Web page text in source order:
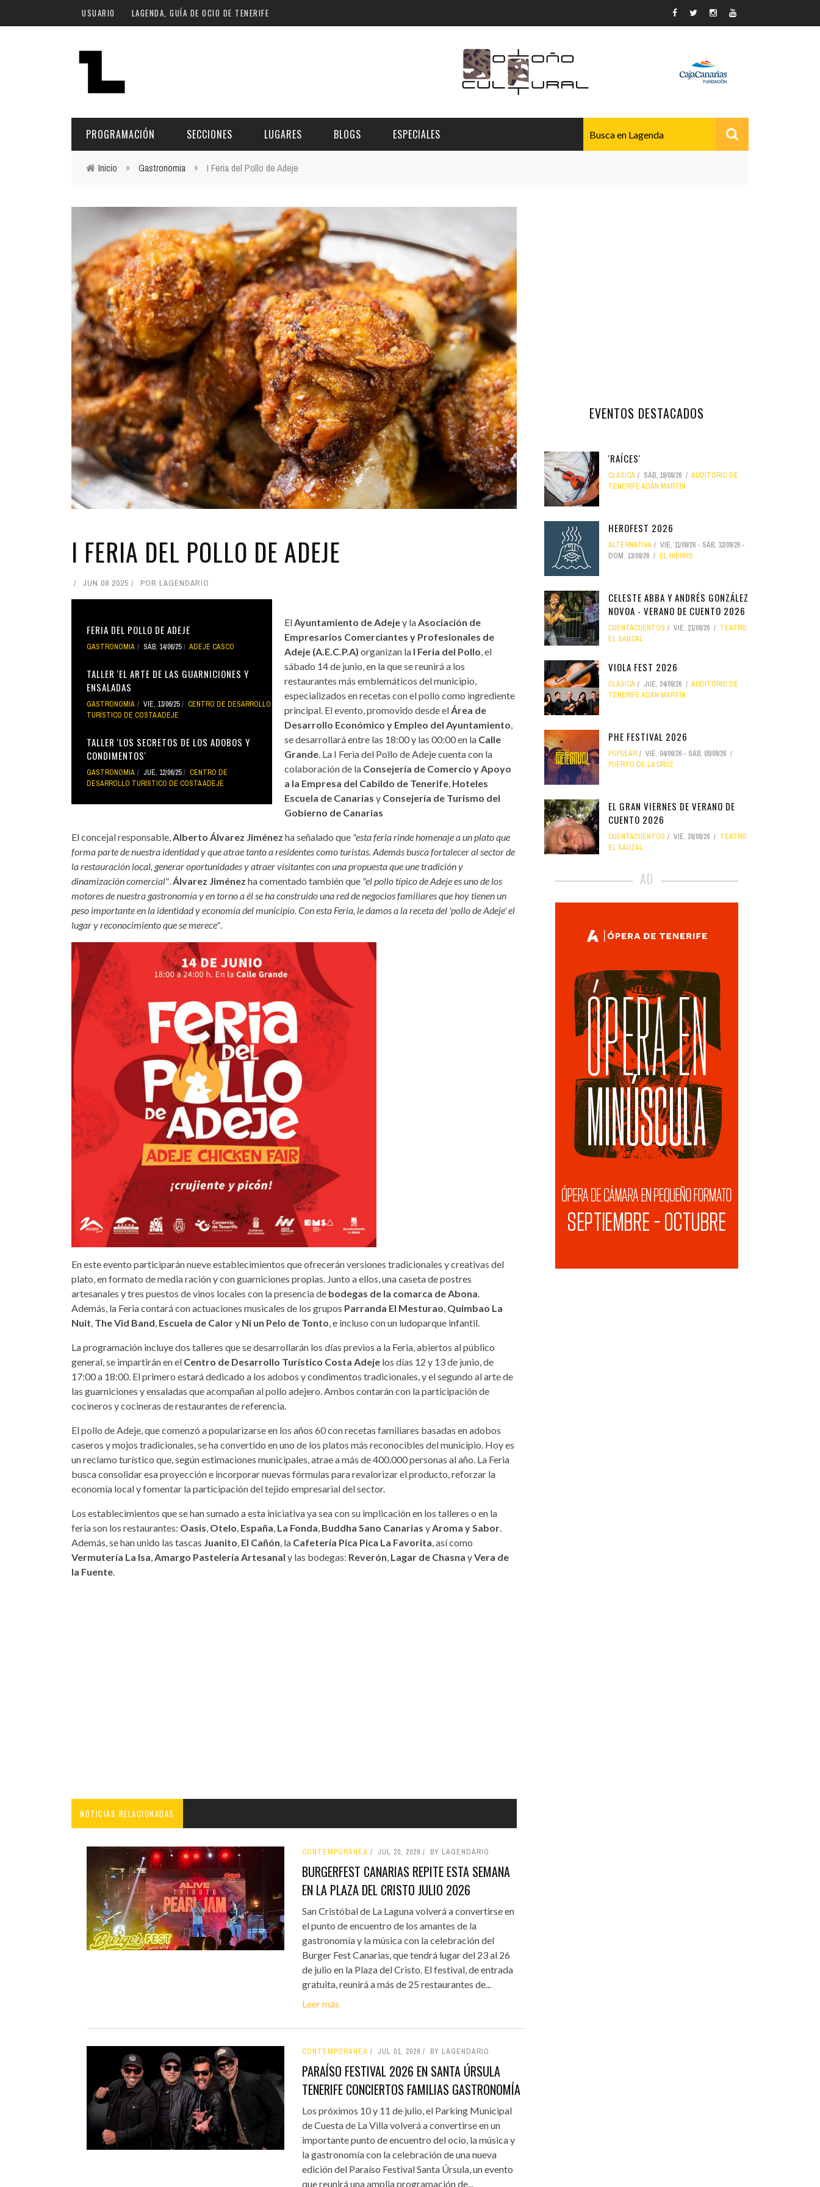
Pasar al contenido principal
USUARIO LAGENDA, GUÍA DE OCIO DE TENERIFE
PROGRAMACIÓN
Hoy
Plan Finde
Norte
Sur
Santa Cruz | La Laguna
Islas
Deporte y Naturaleza
Gastro
Infantil
Música
Escénicas
SECCIONES
CULTURA
GASTRONOMÍA
INFANTIL
LUGARES
SALAS Y AUDITORIOS
ESPACIOS CULTURALES
NOCHE
LOCALES CON ACTUACIONES
COMERCIO
GASTRO
FORMATIVO
BLOGS ESPECIALES
TENERIFE PHE FESTIVAL 2026
XXVII VERANO DE CUENTO
Inicio » Gastronomia » I Feria del Pollo de Adeje
I FERIA DEL POLLO DE ADEJE
JUN 08 2025 POR LAGENDARIO
FERIA DEL POLLO DE ADEJE
GASTRONOMIA SÁB, 14/06/25 ADEJE CASCO
TALLER 'EL ARTE DE LAS GUARNICIONES Y
ENSALADAS
GASTRONOMIA VIE, 13/06/25
CENTRO DE DESARROLLO
TURÍSTICO DE COSTA ADEJE
TALLER 'LOS SECRETOS DE LOS ADOBOS Y
CONDIMENTOS'
GASTRONOMIA JUE, 12/06/25
CENTRO DE
DESARROLLO TURÍSTICO DE COSTA ADEJE
El Ayuntamiento de Adejey la Asociación de
Empresarios Comerciantes y Profesionales de
Adeje (A.E.C.P.A) organizan laI Feria del Pollo , el
sábado 14 de junio, en la que se reunirá a los
restaurantes más emblemáticos del municipio,
especializados en recetas con el pollo como ingrediente
principal. El evento, promovido desde elÁrea de
Desarrollo Económico y Empleo del Ayuntamiento
se desarrollará entre las 18:00 y las 00:00 en la Calle
Grande. La I Feria del Pollo de Adeje cuenta con la
colaboración de la Consejería de Comercio y Apoyo
a la Empresa del Cabildo de Tenerife, Hoteles
Escuela de Canarias y Consejería de Turismo del
Gobierno de Canarias
El concejal responsable, Alberto Álvarez Jiménez ha señalado que "esta feria rinde homenaje a un plato que
forma parte de nuestra identidad y que atrae tanto a residentes como turistas. Además busca fortalecer al sector de
la restauración local, generar oportunidades y atraer visitantes con una propuesta que une tradición y
dinamización comercial" Álvarez Jiménez ha comentado también que "el pollo típico de Adeje es uno de los
motores de nuestra gastronomía y en torno a él se ha construido una red de negocios familiares que hoy tienen un
peso importante en la identidad y economía del municipio. Con esta Feria, le damos a la receta del 'pollo de Adeje' el
lugar y reconocimiento que se merece"
feria-pollo-adeje-2025-tenerife-2.jpg
En este evento participarán nueve establecimientos que ofrecerán versiones tradicionales y creativas del
plato, en formato de media ración y con guarniciones propias. Junto a ellos, una caseta de postres
artesanales y tres puestos de vinos locales con la presencia de bodegas de la comarca de Abona
Además, la Feria contará con actuaciones musicales de los grupos Parranda El Mesturao Quimbao La
Nuit The Vid Band Escuela de Calory Ni un Pelo de Tonto , e incluso con un ludoparque infantil.
La programación incluye dos talleres que se desarrollarán los días previos a la Feria, abiertos al público
general, se impartirán en el Centro de Desarrollo Turístico Costa Adeje los días 12 y 13 de junio, de
17:00 a 18:00. El primero estará dedicado a los adobos y condimentos tradicionales, y el segundo al arte de
las guarniciones y ensaladas que acompañan al pollo adejero. Ambos contarán con la participación de
cocineros y cocineras de restaurantes de referencia.
El pollo de Adeje, que comenzó a popularizarse en los años 60 con recetas familiares basadas en adobos
caseros y mojos tradicionales, se ha convertido en uno de los platos más reconocibles del municipio. Hoy es
un reclamo turístico que, según estimaciones municipales, atrae a más de 400.000 personas al año. La Feria
busca consolidar esa proyección e incorporar nuevas fórmulas para revalorizar el producto, reforzar la
economía local y fomentar la participación del tejido empresarial del sector.
Los establecimientos que se han sumado a esta iniciativa ya sea con su implicación en los talleres o en la
feria son los restaurantes: Oasis Otelo España La Fonda Buddha Sano Canarias y Aroma y Sabor
Además, se han unido las tascas Juanito El Cañón , la Cafetería Pica Pica La Favorita , así como
Vermutería La Isa Amargo Pastelería Artesanal y las bodegas: Reverón Lagar de Chasna yVera de
la Fuente
NOTICIAS RELACIONADAS
CONTEMPORÁNEA JUL 20, 2026 BY LAGENDARIO
BURGERFEST CANARIAS REPITE ESTA SEMANA
EN LA PLAZA DEL CRISTO JULIO 2026
San Cristóbal de La Laguna volverá a convertirse en
el punto de encuentro de los amantes de la
gastronomía y la música con la celebración del
Burger Fest Canarias, que tendrá lugar del 23 al 26
de julio en la Plaza del Cristo. El festival, de entrada
gratuita, reunirá a más de 25 restaurantes de...
Leer más
CONTEMPORÁNEA JUL 01, 2026 BY LAGENDARIO
PARAÍSO FESTIVAL 2026 EN SANTA ÚRSULA
TENERIFE CONCIERTOS FAMILIAS GASTRONOMÍA
Los próximos 10 y 11 de julio, el Parking Municipal
de Cuesta de La Villa volverá a convertirse en un
importante punto de encuentro del ocio, la música y
la gastronomía con la celebración de una nueva
edición del Paraíso Festival Santa Úrsula, un evento
que reunirá una amplia programación de...
EVENTOS DESTACADOS
'RAÍCES'
CLÁSICA SÁB, 19/09/26
AUDITORIO DE
TENERIFE ADÁN MARTÍN
HEROFEST 2026
ALTERNATIVA VIE, 11/09/26 - SÁB, 12/09/26 -
DOM, 13/09/26
EL HIERRO
CELESTE ABBA Y ANDRÉS GONZÁLEZ
NOVOA - VERANO DE CUENTO 2026
CUENTACUENTOS VIE, 21/08/26
TEATRO
EL SAUZAL
VIOLA FEST 2026
CLÁSICA JUE, 24/09/26
AUDITORIO DE
TENERIFE ADÁN MARTÍN
PHE FESTIVAL 2026
POPULAR VIE, 04/09/26 - SÁB, 05/09/26
PUERTO DE LA CRUZ
EL GRAN VIERNES DE VERANO DE
CUENTO 2026
CUENTACUENTOS VIE, 28/08/26
TEATRO
EL SAUZAL
AD